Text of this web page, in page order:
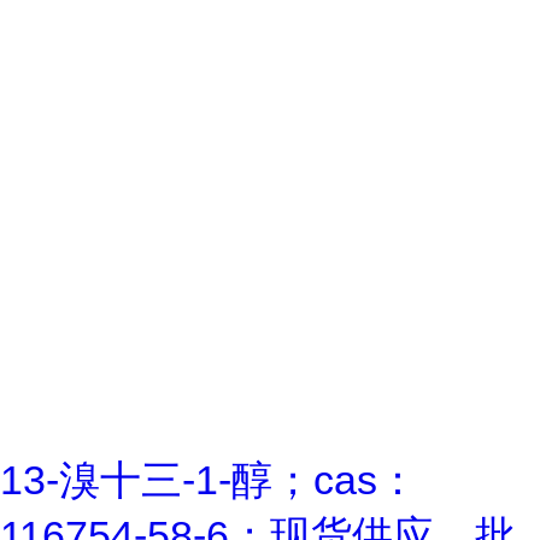
13-溴十三-1-醇；cas：